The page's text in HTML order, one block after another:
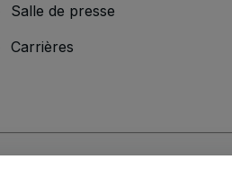
Salle de presse
Carrières